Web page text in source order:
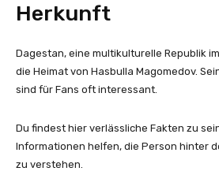
Herkunft
Dagestan, eine multikulturelle Republik
die Heimat von Hasbulla Magomedov.
sind für Fans oft interessant.
Du findest hier verlässliche Fakten zu
Informationen helfen, die Person hinter
zu verstehen.